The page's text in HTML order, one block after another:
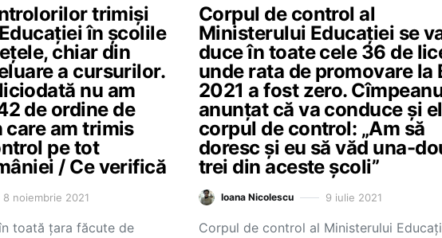
trimiși
în școlile
chiar din
a cursurilor.
nu am
de ordine de
am trimis
pe tot
/ Ce verifică
8 noiembrie 2021
toată țara făcute de
Corpul de control al
Ministerului Educației se
duce în toate cele 36 de
unde rata de promovare la
2021 a fost zero.
anunțat că va conduce și el
corpul de control: „Am să
doresc și eu să văd una-
trei din aceste școli”
Ioana Nicolescu 9 iulie 2021
Corpul de control al Ministerului